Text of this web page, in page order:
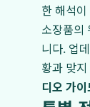
한 해석
소장품의
니다. 업
황과 맞
디오 가